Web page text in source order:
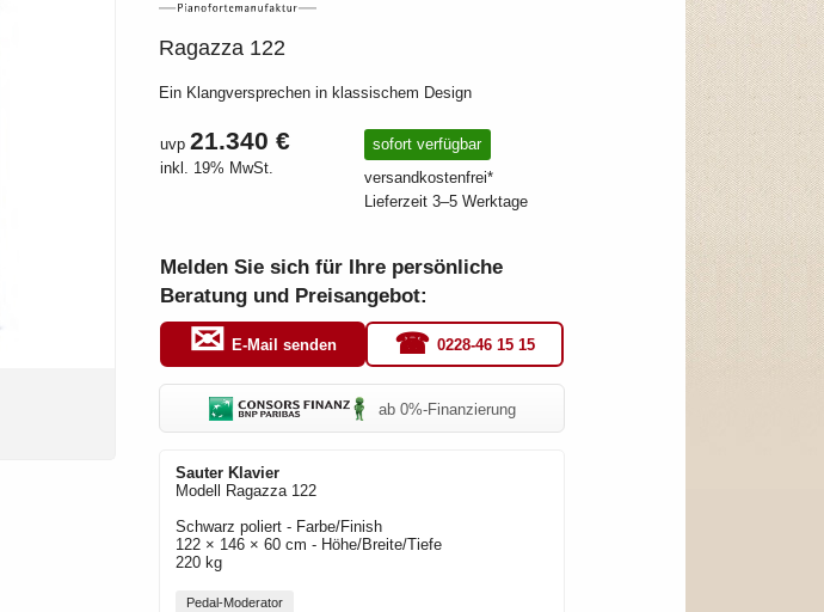
Ragazza 122
Ein Klangversprechen in klassischem Design
uvp21.340 €
inkl. 19% MwSt.
sofort verfügbar
versandkostenfrei*
Lieferzeit 3–5 Werktage
Melden Sie sich für Ihre persönliche
Beratung und Preisangebot:
E-Mail senden 0228-46 15 15
ab 0%-Finanzierung
Sauter Klavier
Modell
Ragazza 122
Schwarz poliert - Farbe/Finish
122 × 146 × 60 cm - Höhe/Breite/Tiefe
220 kg
Pedal-Moderator